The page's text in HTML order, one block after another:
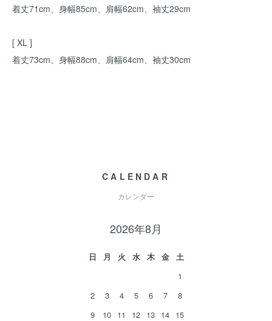
着丈71cm、身幅85cm、肩幅62cm、袖丈29cm
[ XL ]
着丈73cm、身幅88cm、肩幅64cm、袖丈30cm
CALENDAR
カレンダー
2026年8月
日 月 火 水 木 金
土
1
2
3 4 5 6 7
8
9
10 11 12 13 14 15